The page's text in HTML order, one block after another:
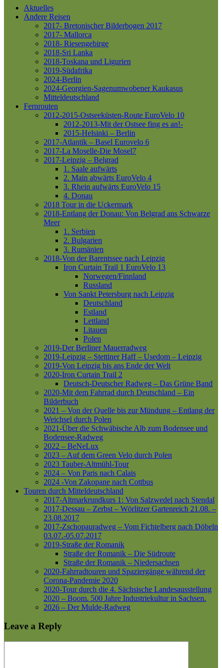
Aktuelles
Andere Reisen
2017- Bretonischer Bilderbogen 2017
2017- Mallorca
2018- Riesengebirge
2018-Sri Lanka
2018-Toskana und Ligurien
2019-Südafrika
2024-Berlin
2024-Georgien-Sagenumwobener Kaukasus
Mitteldeutschland
Fernrouten
2012-2015-Ostseeküsten-Route EuroVelo 10
2012-2013-Mit der Ostsee fing es an!-
2015-Helsinki – Berlin
2017-Atlantik – Basel Eurovelo 6
2017-La Moselle-Die Mosel7
2017-Leipzig – Belgrad
1. Saale aufwärts
2. Main abwärts EuroVelo 4
3. Rhein aufwärts EuroVelo 15
4. Donau
2018 Tour in die Uckermark
2018-Entlang der Donau: Von Belgrad ans Schwarze
Meer
1. Serbien
2. Bulgarien
3. Rumänien
2018-Von der Barentssee nach Leipzig
Iron Curtain Trail 1 EuroVelo 13
Norwegen/Finnland
Russland
Von Sankt Petersburg nach Leipzig
Deutschland
Estland
Lettland
Litauen
Polen
2019-Der Berliner Mauerradweg
2019-Leipzig – Stettiner Haff – Usedom – Leipzig
2019-Von Leipzig bis ans Ende der Welt
2020-Iron Curtain Trail 2
Deutsch-Deutscher Radweg – Das Grüne Band
2020-Mit dem Fahrrad durch Deutschland – Ein
Bilderbuch
2021 – Von der Quelle bis zur Mündung – Entlang der
Weichsel durch Polen
2021-Über die Schwäbische Alb zum Bodensee und
Bodensee-Radweg
2022 – BeNeLux
2023 – Auf dem Green Velo durch Polen
2023 Tauber-Altmühl-Tour
2024 – Von Paris nach Calais
2024 -Von Zakopane nach Cottbus
Touren durch Mitteldeutschland
2017-Altmarkrundkurs 1: Von Salzwedel nach Stendal
2017-Dessau – Zerbst – Wörlitzer Gartenreich 21.08. –
23.08.2017
2017-Zschopauradweg – Vom Fichtelberg nach Döbeln
03.07.-05.07.2017
2019-Straße der Romanik
Straße der Romanik – Die Südroute
Straße der Romanik – Niedersachsen
2020-Fahrradtouren und Spaziergänge während der
Corona-Pandemie 2020
2020-Tour durch die 4. Sächsische Landesausstellung
2020 – Boom. 500 Jahre Industriekultur in Sachsen.
2026 – Der Mulde-Radweg
Leave a Reply